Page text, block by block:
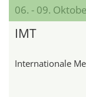
06. - 09.
IMT
Internationale